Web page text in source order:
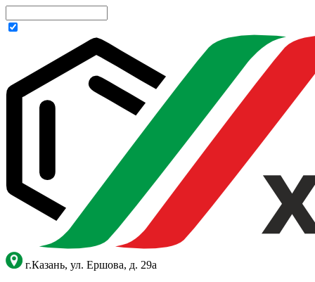
г.Казань, ул. Ершова, д. 29а